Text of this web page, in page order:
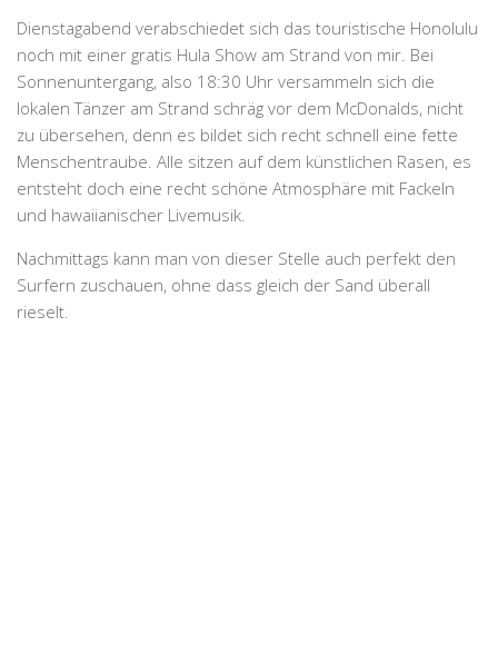
Dienstagabend verabschiedet sich das touristische Honolulu
noch mit einer gratis Hula Show am Strand von mir. Bei
Sonnenuntergang, also 18:30 Uhr versammeln sich die
lokalen Tänzer am Strand schräg vor dem McDonalds, nicht
zu übersehen, denn es bildet sich recht schnell eine fette
Menschentraube. Alle sitzen auf dem künstlichen Rasen, es
entsteht doch eine recht schöne Atmosphäre mit Fackeln
und hawaiianischer Livemusik.
Nachmittags kann man von dieser Stelle auch perfekt den
Surfern zuschauen, ohne dass gleich der Sand überall
rieselt.